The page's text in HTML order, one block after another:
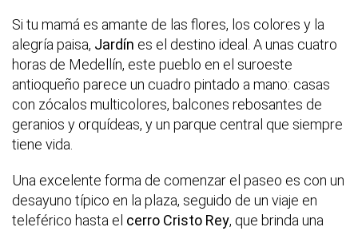
Si tu mamá es amante de las flores, los colores y la
alegría paisa, Jardín es el destino ideal. A unas cuatro
horas de Medellín, este pueblo en el suroeste
antioqueño parece un cuadro pintado a mano: casas
con zócalos multicolores, balcones rebosantes de
geranios y orquídeas, y un parque central que siempre
tiene vida.
Una excelente forma de comenzar el paseo es con un
desayuno típico en la plaza, seguido de un viaje en
teleférico hasta el cerro Cristo Rey, que brinda una